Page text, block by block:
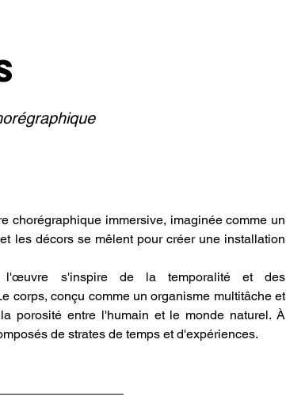
chorégraphique immersive, imaginée comme un
les décors se mêlent pour créer une installation
l'œuvre s'inspire de la temporalité et des
corps, conçu comme un organisme multitâche et
porosité entre l'humain et le monde naturel. À
de strates de temps et d'expériences.